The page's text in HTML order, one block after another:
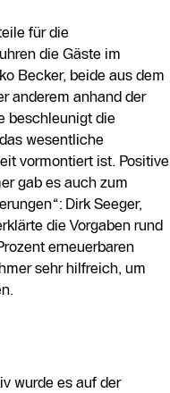
für die
die Gäste im
Becker, beide aus dem
anderem anhand der
beschleunigt die
wesentliche
vormontiert ist. Positive
gab es auch zum
Dirk Seeger,
die Vorgaben rund
erneuerbaren
sehr hilfreich, um
wurde es auf der